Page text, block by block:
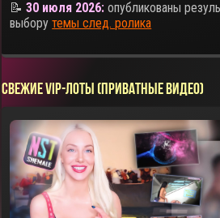
📝30 июля 2026: опубликованы
выборутемы след. ролика
СВЕЖИЕ VIP-ЛОТЫ (ПРИВАТНЫЕ ВИДЕО)